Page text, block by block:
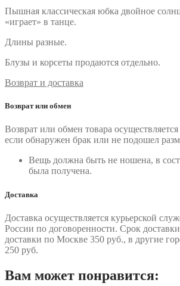
Пышная классическая юбка двойное
«играет» в танце.
Длины разные.
Блузы и корсеты продаются отдельно.
Возврат и доставка
Возврат или обмен
Возврат или обмен товара
если обнаружен брак или не подошел
Вещь должна быть не ношена, в
была получена.
Доставка
Доставка осуществляется курьерской
России по договоренности. Срок
доставки по Москве 350 руб., в другие
250 руб.
Вам может понравится: